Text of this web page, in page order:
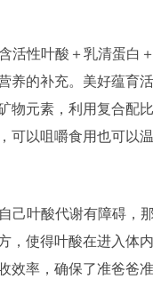
活性叶酸＋乳清蛋白
养的补充。美好蕴育
物元素，利用复合配
可以咀嚼食用也可以温
己叶酸代谢有障碍，
，使得叶酸在进入体
效率，确保了准爸爸